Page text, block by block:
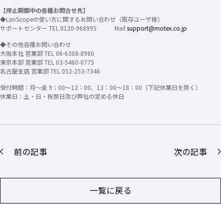
【停止期間中の各種お問合せ先】
◆LanScopeの使い方に関するお問い合わせ（既存ユーザ様）
サポートセンター TEL 0120-968995 Mail support@motex.co.jp
◆その他各種お問い合わせ
大阪本社 営業部 TEL 06-6308-8980
東京本部 営業部 TEL 03-5460-0775
名古屋支店 営業部 TEL 052-253-7346
受付時間：月～金 9：00～12：00、13：00～18：00（下記休業日を除く）
休業日：土・日・祝祭日及び弊社の定める休日
前の記事
一覧に戻る
次の記事